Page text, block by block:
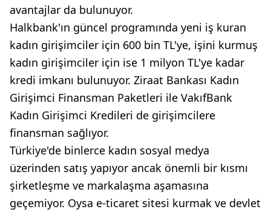
avantajlar da bulunuyor.
Halkbank'ın güncel programında yeni iş kuran
kadın girişimciler için 600 bin TL'ye, işini kurmuş
kadın girişimciler için ise 1 milyon TL'ye kadar
kredi imkanı bulunuyor. Ziraat Bankası Kadın
Girişimci Finansman Paketleri ile VakıfBank
Kadın Girişimci Kredileri de girişimcilere
finansman sağlıyor.
Türkiye'de binlerce kadın sosyal medya
üzerinden satış yapıyor ancak önemli bir kısmı
şirketleşme ve markalaşma aşamasına
geçemiyor. Oysa e-ticaret sitesi kurmak ve devlet